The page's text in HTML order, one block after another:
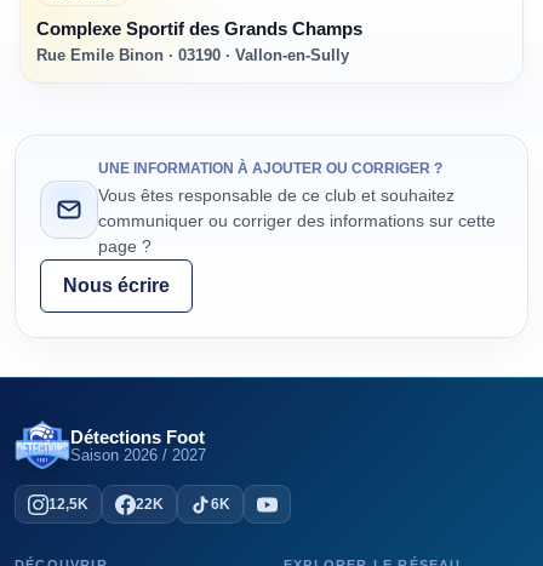
Complexe Sportif des Grands Champs
Rue Emile Binon · 03190 · Vallon-en-Sully
UNE INFORMATION À AJOUTER OU CORRIGER ?
Vous êtes responsable de ce club et souhaitez
communiquer ou corriger des informations sur cette
page ?
Nous écrire
Détections Foot
Saison 2026 / 2027
12,5K 22K 6K